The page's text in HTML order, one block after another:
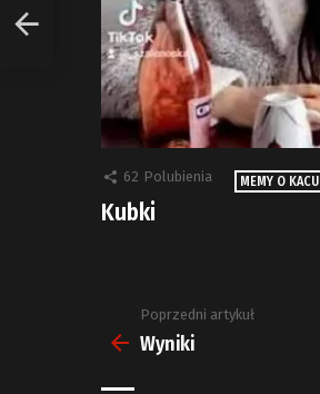
62 Polubienia MEMY O KACU
Kubki
Zobacz
więcej
Poprzedni artykuł
Wyniki